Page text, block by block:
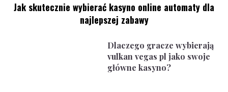
Jak skutecznie wybierać kasyno online automaty dla
najlepszej zabawy
Dlaczego gracze wybierają
vulkan vegas pl jako swoje
główne kasyno?